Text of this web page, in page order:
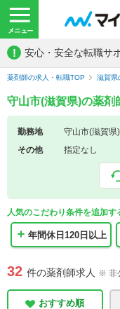
! 安心・安全な転職サ
薬剤師の求人・転職TOP 滋賀県
守山市(滋賀県)の薬剤
勤務地
守山市(滋賀県)
その他
指定なし
人気のこだわり条件を追加す
年間休日120日以上
32 件の薬剤師求人 ※ 非
おすすめ順